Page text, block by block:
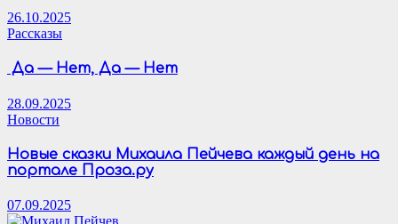
26.10.2025
Рассказы
Да — Нет, Да — Нет
28.09.2025
Новости
Новые сказки Михаила Пейчева каждый день на
портале Проза.ру
07.09.2025